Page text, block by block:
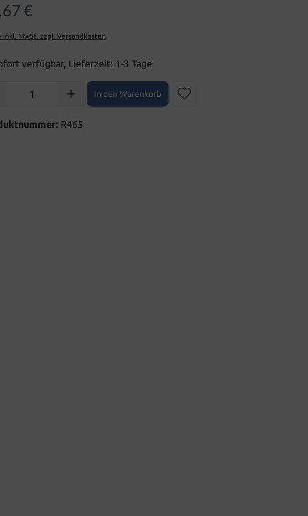
€
inkl. MwSt. zzgl. Versandkosten
verfügbar, Lieferzeit: 1-3 Tage
Anzahl: Gib den gewünschten Wert ein oder benutze die
In den Warenkorb
R465